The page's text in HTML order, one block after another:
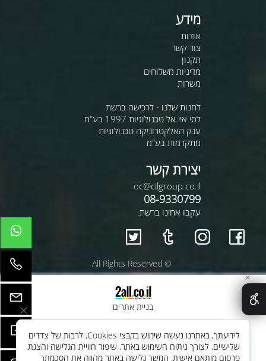
מידע
אודות
צור קשר
תקנון
מדיניות משלוחים
משרות
לחנות שלנו - לרכישה ברשת
לסי.איי.אל טכנולוגיות 1997 בע"מ
ענק האלקטרוניקה טכנולוגיות
מתקדמות בע"מ
יצירת קשר
oc@cilgroup.co.il
08-9330799
עקבו אחינו ברשת:
© All Rights Reserved
בניית אתרים
✕
לידיעתך, באתרנו נעשה שימוש בקבצי Cookies, לרבות של צדדים
שלישיים, לצורך ניתוח השימוש באתר, שיפור חוויית הגלישה והצגת
פרסום מותאם אישית. המשך גלישה באתר מהווה את הסכמתך